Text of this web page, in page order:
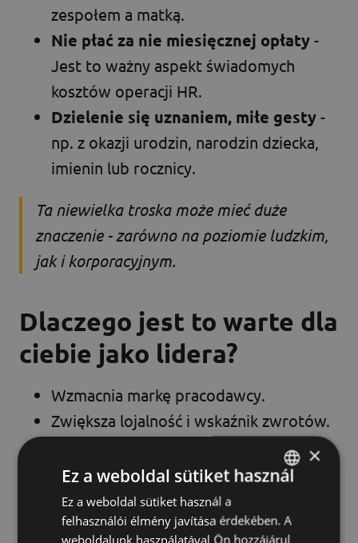
zespołem a matką.
Nie płać za nie miesięcznej opłaty -
Jest to ważny aspekt świadomych
kosztów operacji HR.
Dzielenie się uznaniem, miłe gesty -
np. z okazji urodzin, narodzin dziecka,
imienin lub rocznicy.
Ta niewielka troska może mieć duże
znaczenie - zarówno na poziomie ludzkim,
jak i korporacyjnym.
Dlaczego jest to warte dla
ciebie jako lidera?
Wzmacnia markę pracodawcy.
Zwiększa lojalność i wskaźnik zwrotów.
empatycznej, skoncentrowanej na
ludziach kultury organizacyjnej.
ENGLISH
×
Ez a weboldal sütiket használ
Ez a weboldal sütiket használ a
felhasználói élmény javítása érdekében. A
weboldalunk használatával Ön hozzájárul